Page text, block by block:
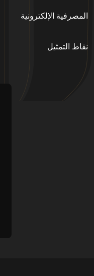
المصرفية اﻹلكترونية
نقاط التمثيل